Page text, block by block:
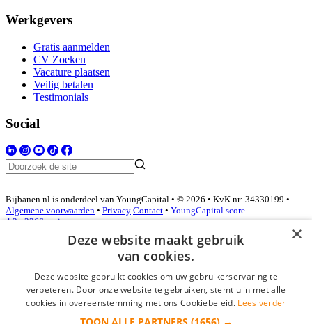
Werkgevers
Gratis aanmelden
CV Zoeken
Vacature plaatsen
Veilig betalen
Testimonials
Social
Bijbanen.nl is onderdeel van YoungCapital • © 2026 • KvK nr: 34330199 •
Algemene voorwaarden • Privacy Contact • YoungCapital score
4.3 - 3366 reviews
Inloggen als bedrijf
*
×
Deze website maakt gebruik
van cookies.
Deze website gebruikt cookies om uw gebruikerservaring te
verbeteren. Door onze website te gebruiken, stemt u in met alle
cookies in overeenstemming met ons Cookiebeleid. Lees verder